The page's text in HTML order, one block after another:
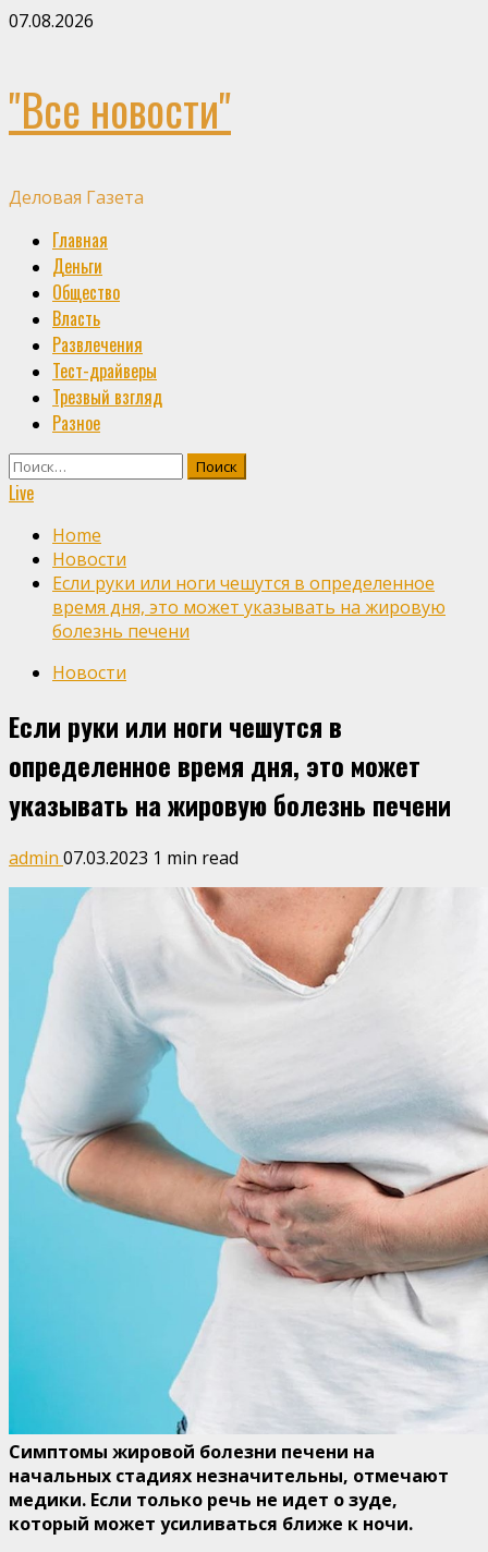
Skip
07.08.2026
"Все новости"
Деловая Газета
Primary
Menu
Главная
Деньги
Общество
Власть
Развлечения
Тест-драйверы
Трезвый взгляд
Разное
Найти:
Live
Home
Новости
Если руки или ноги чешутся в определенное
время дня, это может указывать на жировую
болезнь печени
Новости
Если руки или ноги чешутся в
определенное время дня, это может
указывать на жировую болезнь печени
admin 07.03.2023 1 min read
Симптомы жировой болезни печени на
начальных стадиях незначительны, отмечают
медики. Если только речь не идет о зуде,
который может усиливаться ближе к ночи.